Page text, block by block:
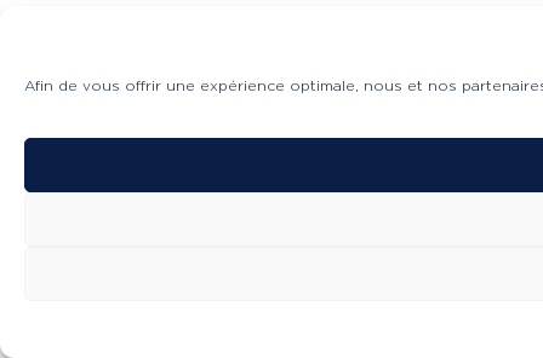
Afin de vous offrir une expérience optimale, nous et nos